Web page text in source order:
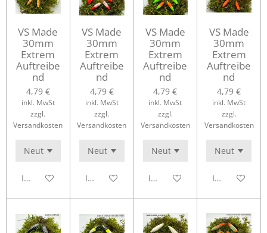
VS Made
30mm
Extrem
Auftreibe
nd
4,79 €
inkl. MwSt
zzgl.
Versandkosten
In den Warenkorb
VS Made
30mm
Extrem
Auftreibe
nd
4,79 €
inkl. MwSt
zzgl.
Versandkosten
In den Warenkorb
VS Made
30mm
Extrem
Auftreibe
nd
4,79 €
inkl. MwSt
zzgl.
Versandkosten
In den Warenkorb
VS Made
30mm
Extrem
Auftreibe
nd
4,79 €
inkl. MwSt
zzgl.
Versandkosten
In den